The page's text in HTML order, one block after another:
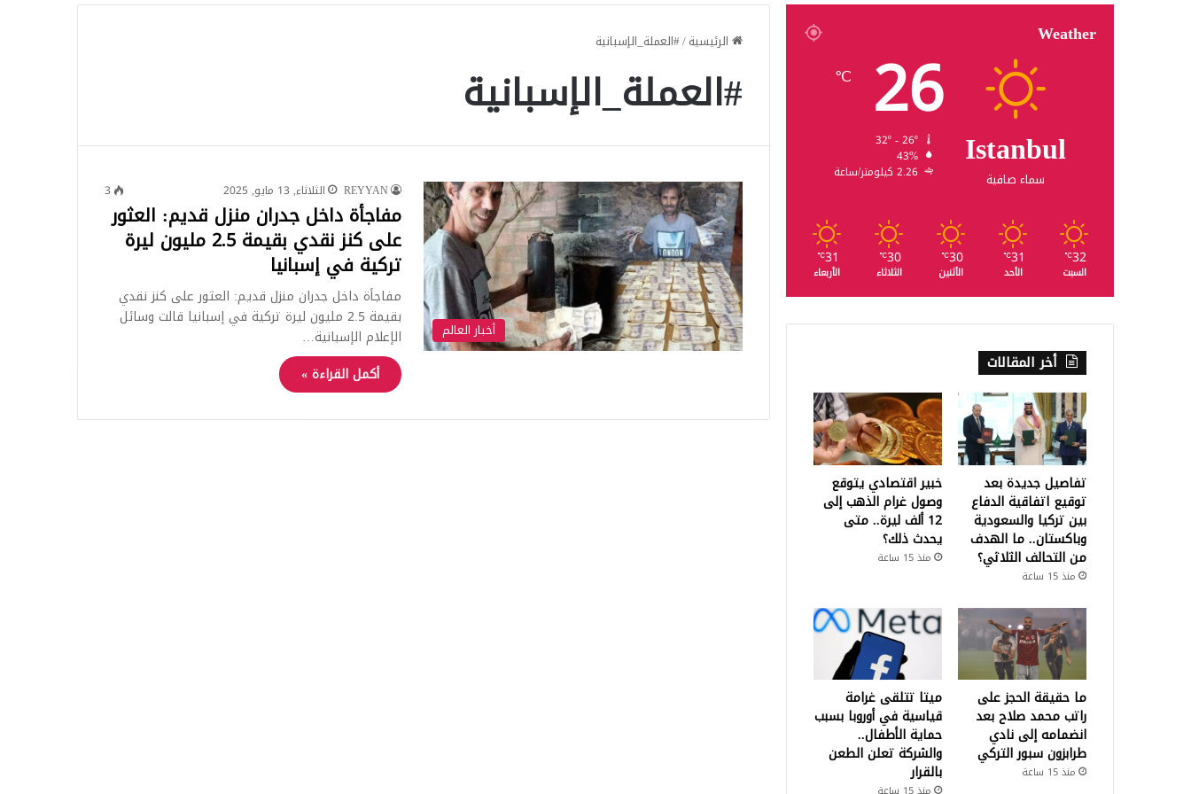
الرئيسية/#العملة_الإسبانية
#العملة_الإسبانية
أخبار العالم
REYYAN الثلاثاء, 13 مايو, 2025 3
مفاجأة داخل جدران منزل قديم: العثور
على كنز نقدي بقيمة 2.5 مليون ليرة
تركية في إسبانيا
مفاجأة داخل جدران منزل قديم: العثور على كنز نقدي
بقيمة 2.5 مليون ليرة تركية في إسبانيا قالت وسائل
الإعلام الإسبانية…
أكمل القراءة »
Weather
Istanbul
سماء صافية
26
℃
43%
2.26 كيلومتر/ساعة
32
℃
السبت
31
℃
الأحد
30
℃
الأثنين
30
℃
الثلاثاء
31
℃
الأربعاء
أخر المقالات
تفاصيل جديدة بعد
توقيع اتفاقية الدفاع
بين تركيا والسعودية
وباكستان.. ما الهدف
من التحالف الثلاثي؟
منذ 15 ساعة
خبير اقتصادي يتوقع
وصول غرام الذهب إلى
12 ألف ليرة.. متى
يحدث ذلك؟
منذ 15 ساعة
ما حقيقة الحجز على
راتب محمد صلاح بعد
انضمامه إلى نادي
طرابزون سبور التركي
منذ 15 ساعة
ميتا تتلقى غرامة
قياسية في أوروبا بسبب
حماية الأطفال..
والشركة تعلن الطعن
بالقرار